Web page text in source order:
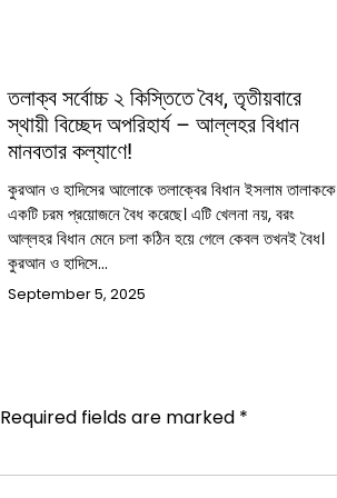
তলাক্ব সর্বোচ্চ ২ কিস্তিতে বৈধ, তৃতীয়বারে
স্থায়ী বিচ্ছেদ অপরিহার্য – আল্লহর বিধান
মানবতার কল্যাণে!
কুরআন ও হাদিসের আলোকে তলাক্বের বিধান ইসলাম তালাককে
একটি চরম প্রয়োজনে বৈধ করেছে। এটি খেলনা নয়, বরং
আল্লহর বিধান মেনে চলা কঠিন হয়ে গেলে কেবল তখনই বৈধ।
কুরআন ও হাদিসে…
September 5, 2025
Required fields are marked *